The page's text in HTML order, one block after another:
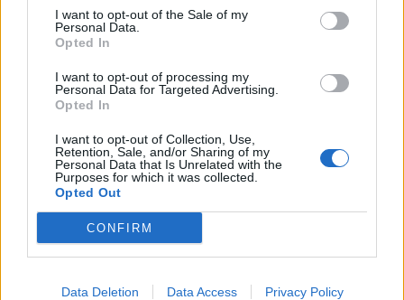
I want to opt-out of the Sale of my
Personal Data.
Opted In
I want to opt-out of processing my
Personal Data for Targeted Advertising.
Opted In
I want to opt-out of Collection, Use,
Retention, Sale, and/or Sharing of my
Personal Data that Is Unrelated with the
Purposes for which it was collected.
Opted Out
CONFIRM
Data Deletion Data Access Privacy Policy
"Cosa serve al prossimo
direttore". Conti svela il suo
successore
04/02/2026
VERSO L'ARISTON
Sanremo, chi sono i favoriti. Il
verdetto dei bookmaker
15/12/2025
FESTIVAL
A Sanremo Conti scommette sui